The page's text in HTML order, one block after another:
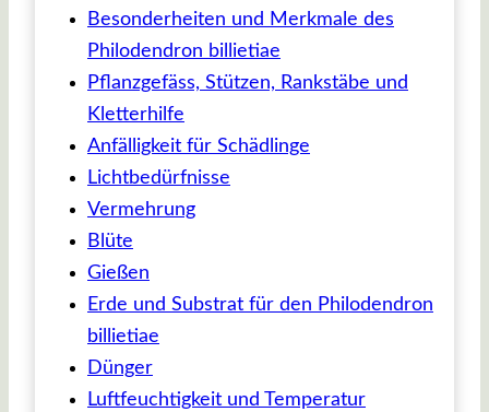
Besonderheiten und Merkmale des
Philodendron billietiae
Pflanzgefäss, Stützen, Rankstäbe und
Kletterhilfe
Anfälligkeit für Schädlinge
Lichtbedürfnisse
Vermehrung
Blüte
Gießen
Erde und Substrat für den Philodendron
billietiae
Dünger
Luftfeuchtigkeit und Temperatur